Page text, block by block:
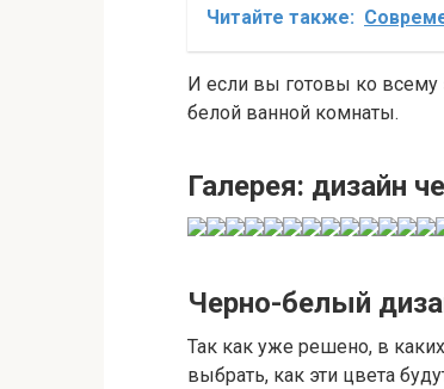
Читайте также:
И если вы готовы ко всему
белой ванной комнаты.
Галерея: дизайн
Черно-белый
Так как уже решено, в
выбрать, как эти цвета